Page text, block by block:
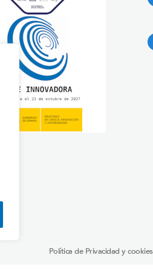
Política de Privacidad y cookies